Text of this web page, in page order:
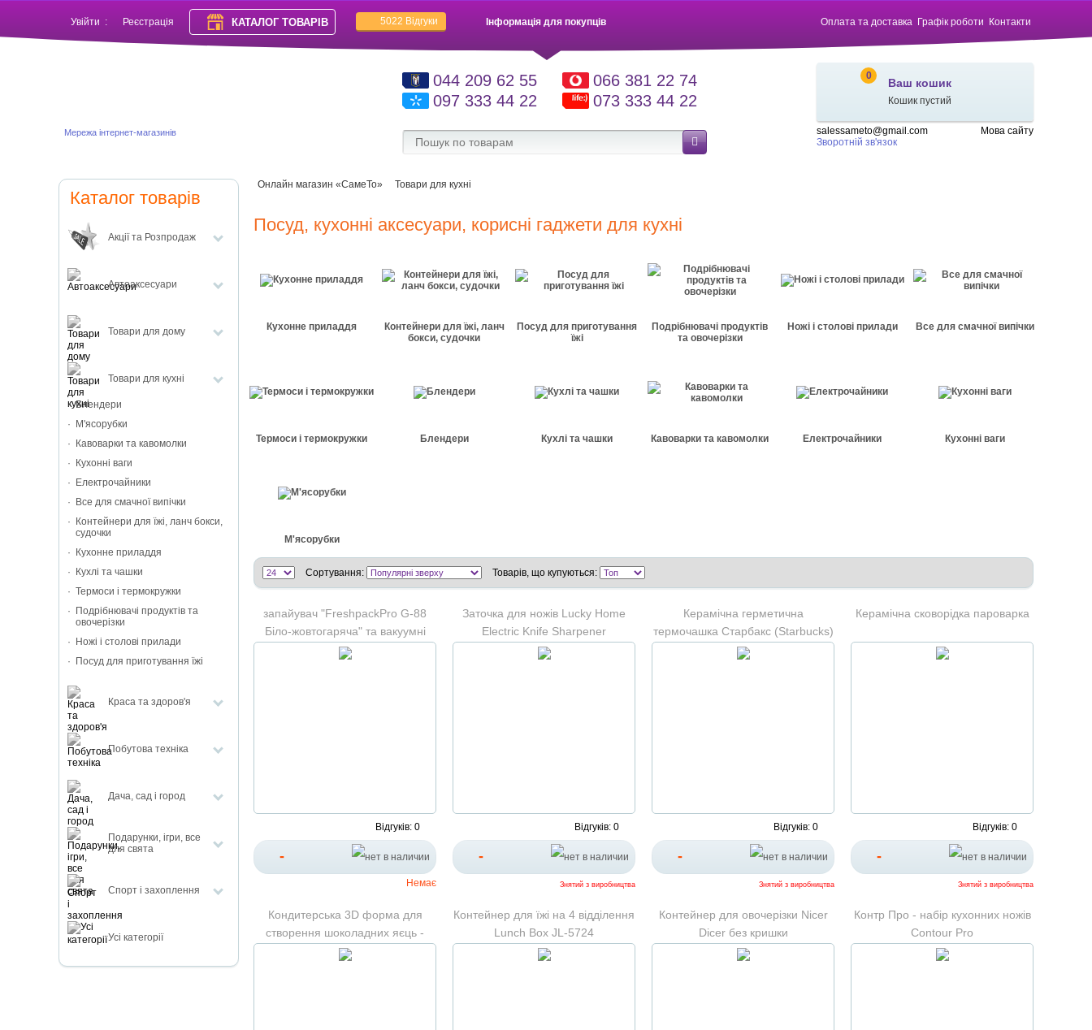
Увійти : Реєстрація КАТАЛОГ ТОВАРІВ 5022 Відгуки Оплата та доставка Графік роботи Контакти
Інформація для покупців
Мережа інтернет-магазинів
0
Ваш кошик
Кошик пустий
salessameto@gmail.com
Зворотній зв'язок
Мова сайту
044 209 62 55
097 333 44 22
066 381 22 74
073 333 44 22
Каталог товарів
Акції та Розпродаж
Автоаксесуари
Товари для дому
Товари для кухні
Блендери
М'ясорубки
Кавоварки та кавомолки
Кухонні ваги
Електрочайники
Все для смачної випічки
Контейнери для їжі, ланч бокси,
судочки
Кухонне приладдя
Кухлі та чашки
Термоси і термокружки
Подрібнювачі продуктів та
овочерізки
Ножі і столові прилади
Посуд для приготування їжі
Краса та здоров'я
Побутова техніка
Дача, сад і город
Подарунки, ігри, все
для свята
Спорт і захоплення
Усі категорії
Онлайн магазин «СамеТо» Товари для кухні
Посуд, кухонні аксесуари, корисні гаджети для кухні
Кухонне приладдя
Контейнери для їжі, ланч
бокси, судочки
Посуд для приготування
їжі
Подрібнювачі продуктів
та овочерізки
Ножі і столові прилади Все для смачної випічки
Термоси і термокружки Блендери Кухлі та чашки Кавоварки та кавомолки Електрочайники Кухонні ваги
М'ясорубки
Сортування: Товарів, що купуються:
запайувач "FreshpackPro G-88
Біло-жовтогаряча" та вакуумні
пакети 25*500 см
Відгуків: 0
-
Немає
Заточка для ножів Lucky Home
Electric Knife Sharpener
Відгуків: 0
-
Знятий з виробництва
Керамічна герметична
термочашка Старбакс (Starbucks)
Відгуків: 0
-
Знятий з виробництва
Керамічна сковорідка пароварка
Відгуків: 0
-
Знятий з виробництва
Кондитерська 3D форма для
створення шоколадних яєць -
молд для шоколаду
Контейнер для їжі на 4 відділення
Lunch Box JL-5724
Контейнер для овочерізки Nicer
Dicer без кришки
Контр Про - набір кухонних ножів
Contour Pro